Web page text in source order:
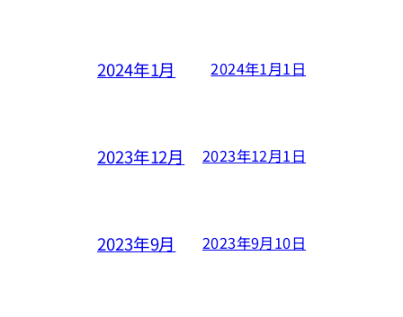
2024年1月 2024年1月1日
2023年12月 2023年12月1日
2023年9月 2023年9月10日